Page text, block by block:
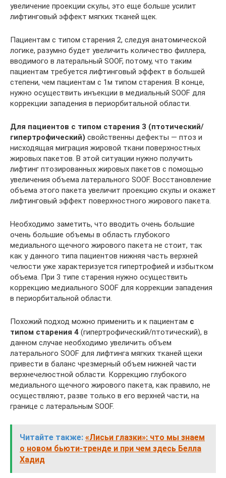
увеличение проекции скулы, это еще больше усилит
лифтинговый эффект мягких тканей щек.
Пациентам с типом старения 2, следуя анатомической
логике, разумно будет увеличить количество филлера,
вводимого в латеральный SOOF, потому, что таким
пациентам требуется лифтинговый эффект в большей
степени, чем пациентам с 1м типом старения. В конце,
нужно осуществить инъекции в медиальный SOOF для
коррекции западения в периорбитальной области.
Для пациентов с типом старения 3 (птотический/
гипертрофический) свойственны дефекты — птоз и
нисходящая миграция жировой ткани поверхностных
жировых пакетов. В этой ситуации нужно получить
лифтинг птозированных жировых пакетов с помощью
увеличения объема латерального SOOF. Восстановление
объема этого пакета увеличит проекцию скулы и окажет
лифтинговый эффект поверхностного жирового пакета.
Необходимо заметить, что вводить очень большие
очень большие объемы в область глубокого
медиального щечного жирового пакета не стоит, так
как у данного типа пациентов нижняя часть верхней
челюсти уже характеризуется гипертрофией и избытком
объема. При 3 типе старения нужно осуществить
коррекцию медиального SOOF для коррекции западения
в периорбитальной области.
Похожий подход можно применить и к пациентам с
типом старения 4 (гипертрофический/птотический), в
данном случае необходимо увеличить объем
латерального SOOF для лифтинга мягких тканей щеки
привести в баланс чрезмерный объем нижней части
верхнечелюстной области. Коррекцию глубокого
медиального щечного жирового пакета, как правило, не
осуществляют, разве только в его верхней части, на
границе с латеральным SOOF.
Читайте также: «Лисьи глазки»: что мы знаем
о новом бьюти-тренде и при чем здесь Белла
Хадид